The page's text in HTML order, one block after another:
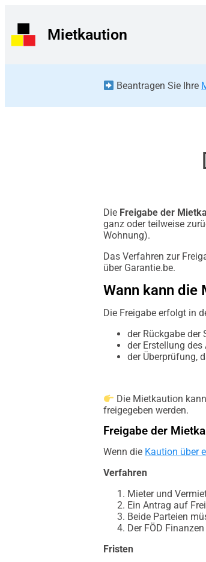
Mietkaution
Beantragen Sie Ihre
Die Freigabe der
ganz oder teilweise
Wohnung).
Das Verfahren zur
über Garantie.be.
Wann kann die
Die Freigabe erfolgt in
der Rückgabe der
der Erstellung
der Überprüfung,
Die Mietkaution
freigegeben werden.
Freigabe der
Wenn die Kaution über
Verfahren
Mieter und
Ein Antrag auf
Beide Parteien
Der FÖD
Fristen